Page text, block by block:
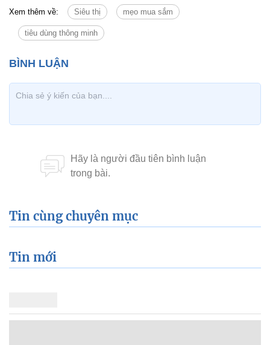
Xem thêm về: Siêu thị mẹo mua sắm
tiêu dùng thông minh
Tin cùng chuyên mục
Tin mới